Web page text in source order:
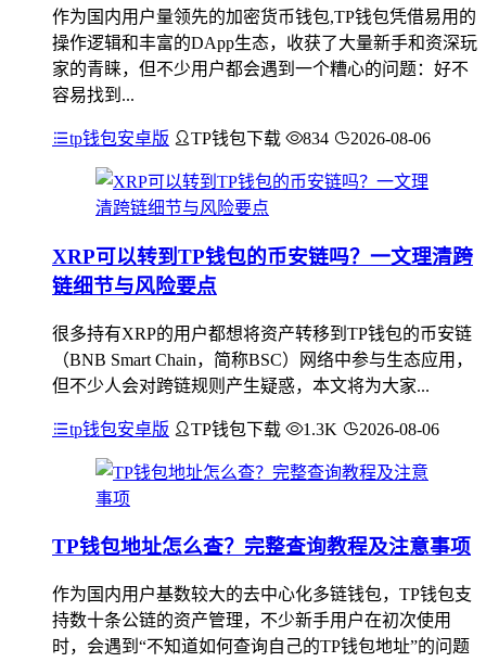
作为国内用户量领先的加密货币钱包,TP钱包凭借易用的
操作逻辑和丰富的DApp生态，收获了大量新手和资深玩
家的青睐，但不少用户都会遇到一个糟心的问题：好不
容易找到...
tp钱包安卓版 TP钱包下载 834 2026-08-06
XRP可以转到TP钱包的币安链吗？一文理清跨
链细节与风险要点
很多持有XRP的用户都想将资产转移到TP钱包的币安链
（BNB Smart Chain，简称BSC）网络中参与生态应用，
但不少人会对跨链规则产生疑惑，本文将为大家...
tp钱包安卓版 TP钱包下载 1.3K 2026-08-06
TP钱包地址怎么查？完整查询教程及注意事项
作为国内用户基数较大的去中心化多链钱包，TP钱包支
持数十条公链的资产管理，不少新手用户在初次使用
时，会遇到“不知道如何查询自己的TP钱包地址”的问题